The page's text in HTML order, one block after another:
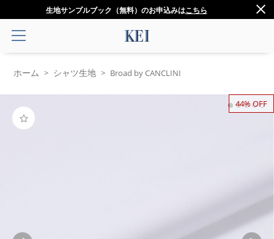
生地サンプルブック（無料）のお申込みはこちら
ホーム > シャツ生地 > Broad by CANCLINI
44% OFF